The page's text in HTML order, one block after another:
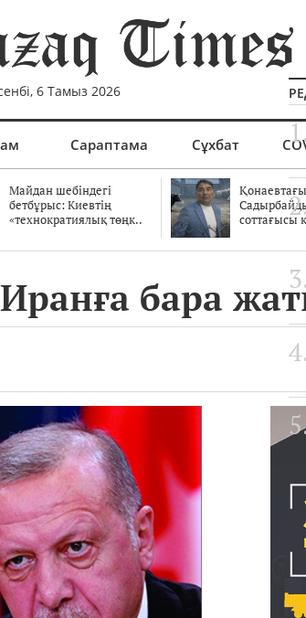
6 Тамыз 2026
Сараптама Сұхбат
Майдан шебіндегі
бетбұрыс: Киевтің
«технократиялық төңк..
соттағысы
бара